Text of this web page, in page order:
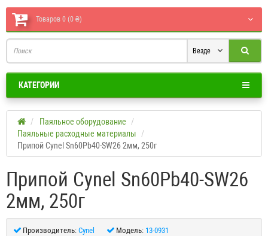
Товаров 0 (0 ₴)
Везде
КАТЕГОРИИ
Паяльное оборудование
Паяльные расходные материалы
Припой Cynel Sn60Pb40-SW26 2мм, 250г
Припой Cynel Sn60Pb40-SW26
2мм, 250г
Производитель: Cynel Модель: 13-0931